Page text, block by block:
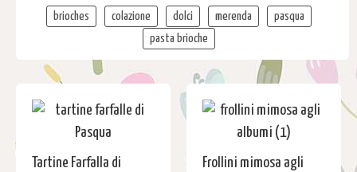
brioches colazione dolci merenda
pasqua
pasta brioche
Tartine Farfalla di
Frollini mimosa agli